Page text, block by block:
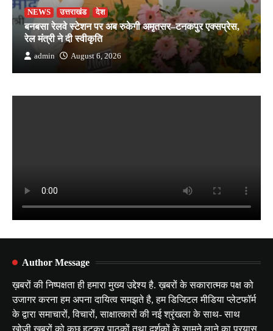
NEWS उत्तराखंड देश
बनबसा रेलवे स्टेशन पर अब रुकेगी अमृतसर–टनकपुर एक्सप्रेस,
रेल मंत्री ने दी स्वीकृति
admin August 6, 2026
Author Message
ख़बरों की निष्पक्षता ही हमारा मुख्य उद्देश्य है. ख़बरों के सकारात्मक पक्ष को
उजागर करना हम अपना दायित्व समझते है, हम डिजिटल मीडिया प्लेटफॉर्म
के द्वारा समाचारों, विचारों, साक्षात्कारों की नई श्रृंखला के साथ- साथ